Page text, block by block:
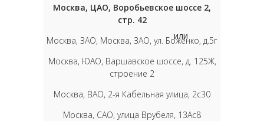
Москва, ЦАО, Воробьевское шоссе 2,
стр. 42
Москва, ЗАО, Москва, ЗАО, ул. Боженко, д.5г
Москва, ЮАО, Варшавское шоссе, д. 125Ж,
строение 2
Москва, ВАО, 2-я Кабельная улица, 2с30
Москва, САО, улица Врубеля, 13Ас8
или